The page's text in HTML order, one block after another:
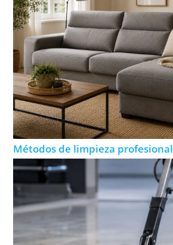
Métodos de limpieza profesional